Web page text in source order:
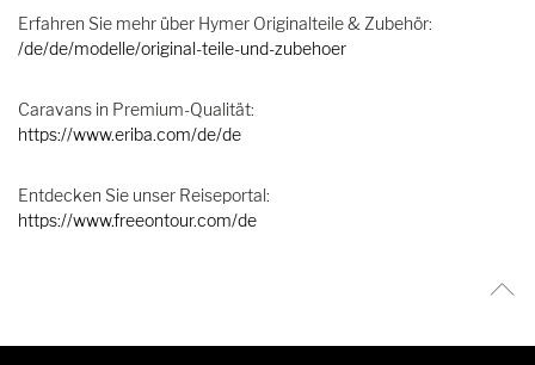
Erfahren Sie mehr über Hymer Originalteile & Zubehör:
/de/de/modelle/original-teile-und-zubehoer
Caravans in Premium-Qualität:
https://www.eriba.com/de/de
Entdecken Sie unser Reiseportal:
https://www.freeontour.com/de